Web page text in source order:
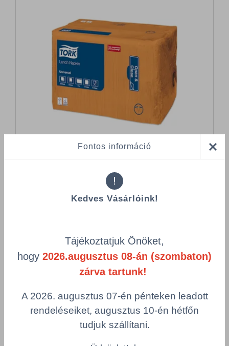
Összes termék (a rendezéshez - SZŰRÉS - kattints a lenti
grid.filter.title.mobile
Visszaállítás
Szín
Fontos információ
!
Kedves Vásárlóink!
Tájékoztatjuk Önöket,
hogy 2026.augusztus 08-án (szombaton)
zárva tartunk!
A 2026. augusztus 07-én pénteken leadott
rendeléseiket, augusztus 10-én hétfőn
tudjuk szállítani.